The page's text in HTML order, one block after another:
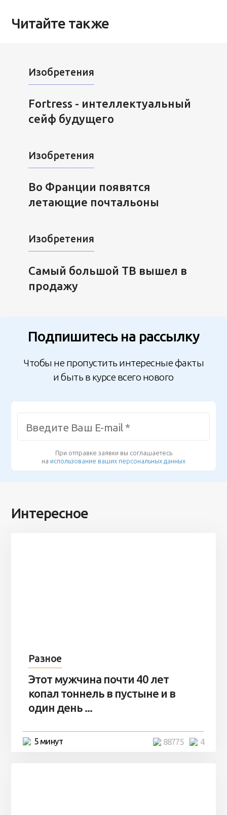
Читайте также
Изобретения
Fortress - интеллектуальный
сейф будущего
Изобретения
Во Франции появятся
летающие почтальоны
Изобретения
Самый большой ТВ вышел в
продажу
Подпишитесь на рассылку
Чтобы не пропустить интересные факты
и быть в курсе всего нового
При отправке заявки вы соглашаетесь
на использование ваших персональных данных
Интересное
Разное
Этот мужчина почти 40 лет
копал тоннель в пустыне и в
один день ...
5 минут 4
88775